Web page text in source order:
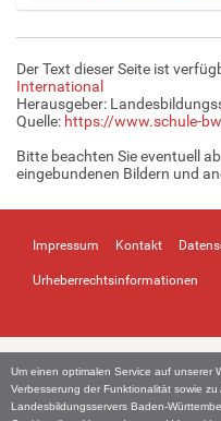
Um einen optimalen Service auf unserer
Verbesserung der Funktionalität sowie
Landesbildungsservers Baden-
e
B
l
d
i
v
l
e
ö
e
…
Der Text dieser Seite ist
International
Herausgeber:
Quelle: https://www.schule-
Bitte beachten Sie eventuell
eingebundenen Bildern und
Impressum Kontakt
Urheberrechtsinformationen